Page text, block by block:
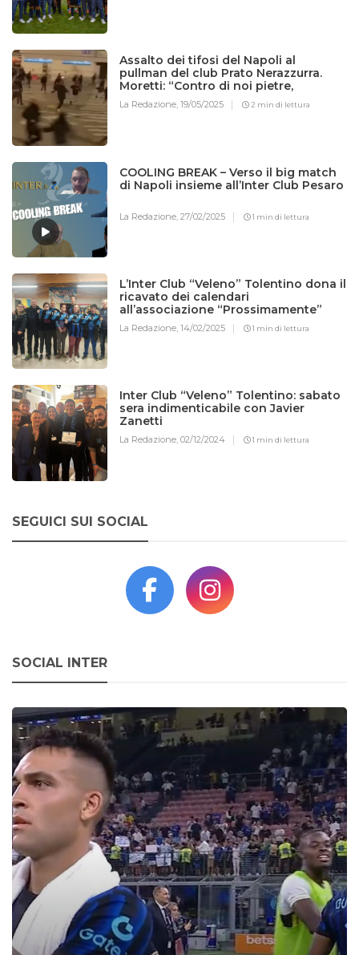
Assalto dei tifosi del Napoli al
pullman del club Prato Nerazzurra.
Moretti: “Contro di noi pietre,
bottiglie e spranghe”
La Redazione,19/05/2025 2 min di lettura
COOLING BREAK – Verso il big match
di Napoli insieme all’Inter Club Pesaro
La Redazione,27/02/2025 1 min di lettura
L’Inter Club “Veleno” Tolentino dona il
ricavato dei calendari
all’associazione “Prossimamente”
La Redazione,14/02/2025 1 min di lettura
Inter Club “Veleno” Tolentino: sabato
sera indimenticabile con Javier
Zanetti
La Redazione,02/12/2024 1 min di lettura
SEGUICI SUI SOCIAL
SOCIAL INTER